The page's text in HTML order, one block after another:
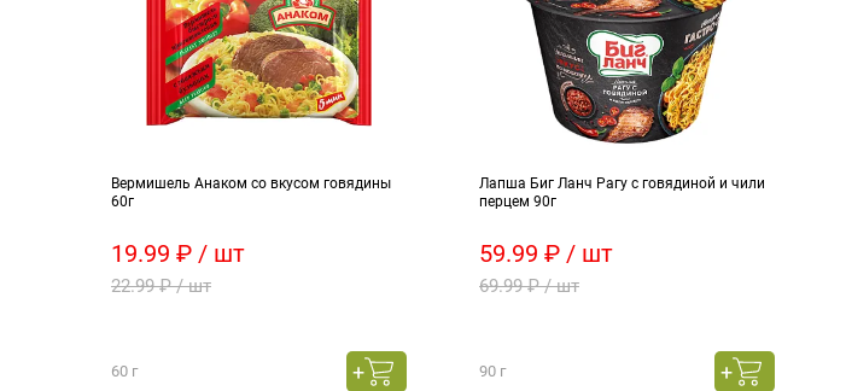
Вермишель Анаком со вкусом говядины
60г
19.99 ₽ / шт
22.99 ₽ / шт
60 г
Лапша Биг Ланч Рагу с говядиной и чили
перцем 90г
59.99 ₽ / шт
69.99 ₽ / шт
90 г